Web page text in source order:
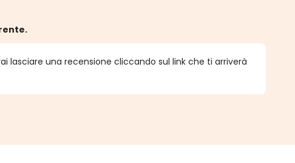
lasciare una recensione cliccando sul link che ti arriverà